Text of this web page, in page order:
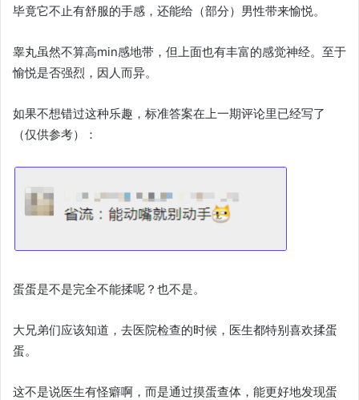
毕竟它不止有舒服的手感，还能给（部分）男性带来愉悦。
睾丸虽然不算高min感地带，但上面也有丰富的感觉神经。至于
愉悦是否强烈，因人而异。
如果不想错过这种乐趣，标准答案在上一期评论里已经写了
（仅供参考）：
蛋蛋是不是完全不能揉呢？也不是。
大兄弟们应该知道，去医院检查的时候，医生都特别喜欢揉蛋
蛋。
这不是说医生有怪癖啊，而是通过摸蛋查体，能更好地发现蛋